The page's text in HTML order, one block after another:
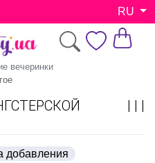
RU
вечеринки
добавления